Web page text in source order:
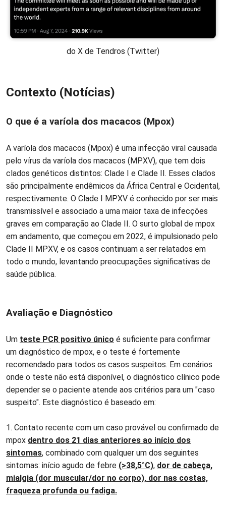
do X de Tendros (Twitter)
Contexto (Notícias)
O que é a varíola dos macacos (Mpox)
A varíola dos macacos (Mpox) é uma infecção viral causada
pelo vírus da varíola dos macacos (MPXV), que tem dois
clados genéticos distintos: Clade I e Clade II. Esses clados
são principalmente endêmicos da África Central e Ocidental,
respectivamente. O Clade I MPXV é conhecido por ser mais
transmissível e associado a uma maior taxa de infecções
graves em comparação ao Clade II. O surto global de mpox
em andamento, que começou em 2022, é impulsionado pelo
Clade II MPXV, e os casos continuam a ser relatados em
todo o mundo, levantando preocupações significativas de
saúde pública.
Avaliação e Diagnóstico
Um teste PCR positivo único é suficiente para confirmar
um diagnóstico de mpox, e o teste é fortemente
recomendado para todos os casos suspeitos. Em cenários
onde o teste não está disponível, o diagnóstico clínico pode
depender se o paciente atende aos critérios para um "caso
suspeito". Este diagnóstico é baseado em:
1. Contato recente com um caso provável ou confirmado de
mpox dentro dos 21 dias anteriores ao início dos
sintomas, combinado com qualquer um dos seguintes
sintomas: início agudo de febre (>38,5°C), dor de cabeça,
mialgia (dor muscular/dor no corpo), dor nas costas,
fraqueza profunda ou fadiga.